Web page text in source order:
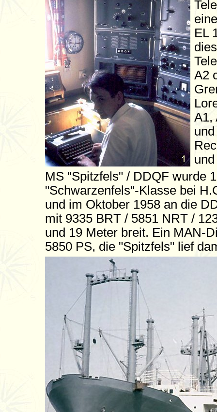
EL
A2
A1,
MS "Spitzfels" / DDQF wurde
"Schwarzenfels"-Klasse bei
und im Oktober 1958 an die
mit 9335 BRT / 5851 NRT /
und 19 Meter breit. Ein MAN-
5850 PS, die "Spitzfels" lief